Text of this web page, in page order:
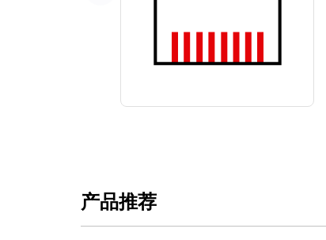
产品推荐